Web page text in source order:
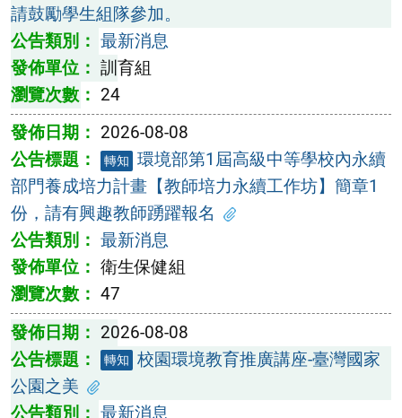
請鼓勵學生組隊參加。
最新消息
訓育組
24
2026-08-08
轉知 環境部第1屆高級中等學校內永續
部門養成培力計畫【教師培力永續工作坊】簡章1
份，請有興趣教師踴躍報名
最新消息
衛生保健組
47
2026-08-08
轉知 校園環境教育推廣講座-臺灣國家
公園之美
最新消息